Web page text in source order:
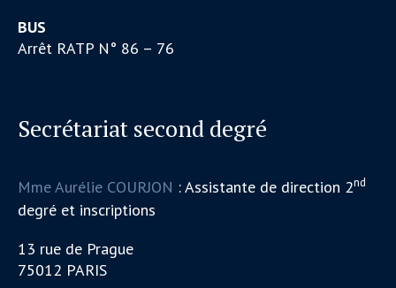
BUS
Arrêt RATP N° 86 – 76
Secrétariat second degré
Mme Aurélie COURJON : Assistante de direction 2nd
degré et inscriptions
13 rue de Prague
75012 PARIS